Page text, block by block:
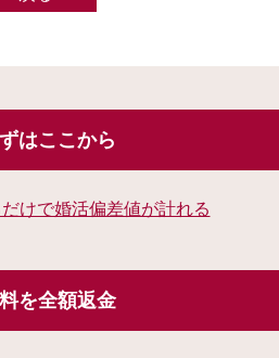
はここから
けで婚活偏差値が計れる
を全額返金